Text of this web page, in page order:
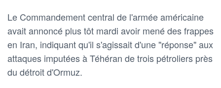
Le Commandement central de l'armée américaine
avait annoncé plus tôt mardi avoir mené des frappes
en Iran, indiquant qu'il s'agissait d'une "réponse" aux
attaques imputées à Téhéran de trois pétroliers près
du détroit d'Ormuz.